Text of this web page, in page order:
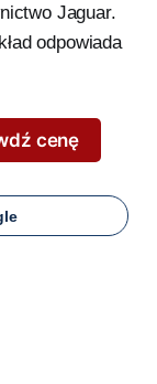
Jaguar.
odpowiada
cenę